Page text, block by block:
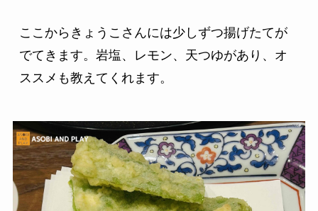
ここからきょうこさんには少しずつ揚げたてが
でてきます。岩塩、レモン、天つゆがあり、オ
ススメも教えてくれます。